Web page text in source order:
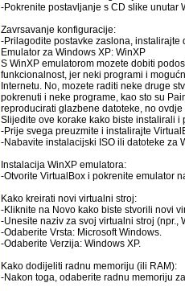
-Pokrenite postavljanje s CD slike unutar
Zavrsavanje konfiguracije:
-Prilagodite postavke zaslona, instalirajte
Emulator za Windows XP: WinXP
S WinXP emulatorom mozete dobiti
funkcionalnost, jer neki programi i
Internetu. No, mozete raditi neke druge
pokrenuti i neke programe, kao sto su
reproducirati glazbene datoteke, no
Slijedite ove korake kako biste instalirali i
-Prije svega preuzmite i instalirajte
-Nabavite instalacijski ISO ili datoteke za
Instalacija WinXP emulatora:
-Otvorite VirtualBox i pokrenite emulator
Kako kreirati novi virtualni stroj:
-Kliknite na Novo kako biste stvorili novi
-Unesite naziv za svoj virtualni stroj (npr.,
-Odaberite Vrsta: Microsoft Windows.
-Odaberite Verzija: Windows XP.
Kako dodijeliti radnu memoriju (ili RAM):
-Nakon toga, odaberite radnu memoriju